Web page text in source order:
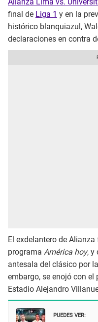
Alianza Lima vs.
final de Liga 1 y en la
histórico blanquiazul,
declaraciones en contra
El exdelantero de
programa América hoy, y
antesala del clásico por
embargo, se enojó con el
Estadio Alejandro
PUEDES VER: